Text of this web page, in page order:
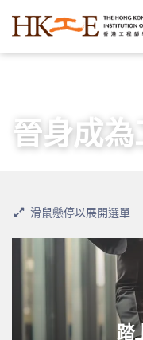
晉身成
滑鼠懸停以展開選單
踏